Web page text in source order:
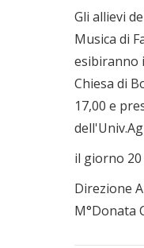
Gli allievi
Musica di
esibiranno
Chiesa di
17,00 e
il giorno
Direzione
M°Donata